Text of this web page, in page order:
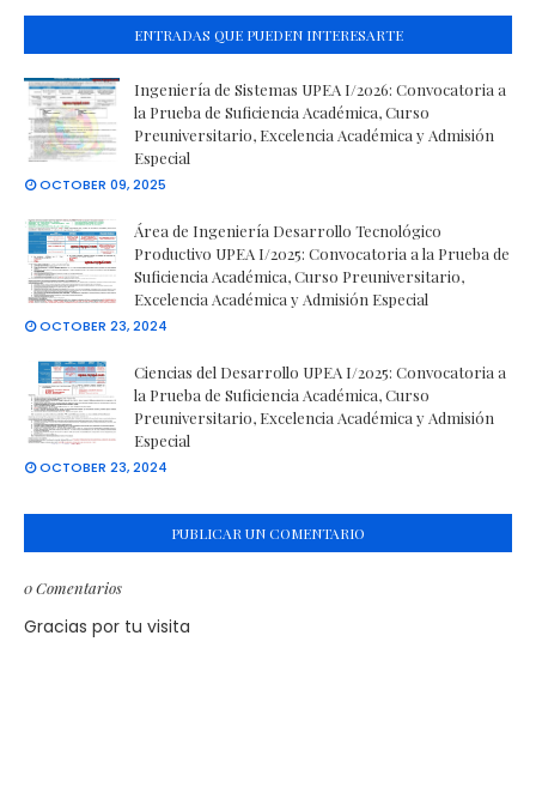
ENTRADAS QUE PUEDEN INTERESARTE
Ingeniería de Sistemas UPEA I/2026: Convocatoria a
la Prueba de Suficiencia Académica, Curso
Preuniversitario, Excelencia Académica y Admisión
Especial
OCTOBER 09, 2025
Área de Ingeniería Desarrollo Tecnológico
Productivo UPEA I/2025: Convocatoria a la Prueba de
Suficiencia Académica, Curso Preuniversitario,
Excelencia Académica y Admisión Especial
OCTOBER 23, 2024
Ciencias del Desarrollo UPEA I/2025: Convocatoria a
la Prueba de Suficiencia Académica, Curso
Preuniversitario, Excelencia Académica y Admisión
Especial
OCTOBER 23, 2024
PUBLICAR UN COMENTARIO
0 Comentarios
Gracias por tu visita